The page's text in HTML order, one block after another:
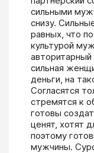
сильными
снизу.
равных, что
культурой
сильная
деньги, на
Согласятся
стремятся к
готовы
ценят, хотят
поэтому
мужчины.